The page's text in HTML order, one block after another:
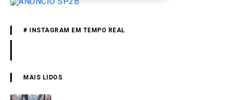
# INSTAGRAM EM TEMPO REAL
MAIS LIDOS